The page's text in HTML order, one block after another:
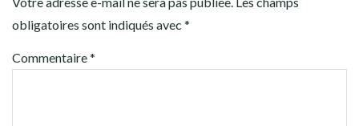
obligatoires sont indiqués avec *
Commentaire*